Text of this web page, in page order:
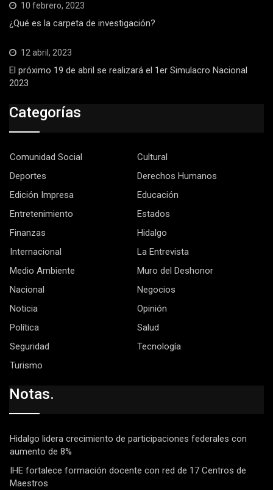
10 febrero, 2023
¿Qué es la carpeta de investigación?
12 abril, 2023
El próximo 19 de abril se realizará el 1er Simulacro Nacional
2023
Categorías
Comunidad Social
Cultural
Deportes
Derechos Humanos
Edición Impresa
Educación
Entretenimiento
Estados
Finanzas
Hidalgo
Internacional
La Entrevista
Medio Ambiente
Muro del Deshonor
Nacional
Negocios
Noticia
Opinión
Política
Salud
Seguridad
Tecnología
Turismo
Notas.
Hidalgo lidera crecimiento de participaciones federales con
aumento de 8%
IHE fortalece formación docente con red de 17 Centros de
Maestros